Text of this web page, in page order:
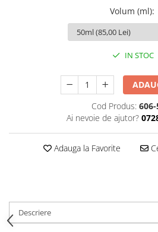
Aromatic-Verde
Volum (ml):
IN STOC
Cod Produs:
Ai nevoie de ajutor?
Adauga la Favorite
Descriere